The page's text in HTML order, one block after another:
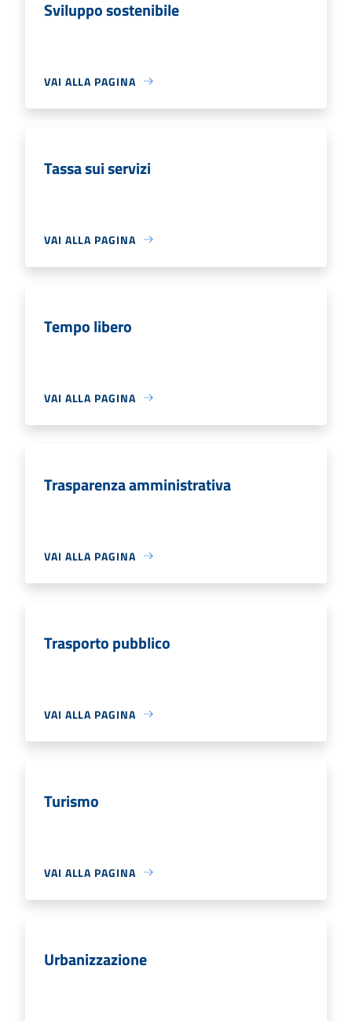
Sviluppo sostenibile
VAI ALLA PAGINA
Tassa sui servizi
VAI ALLA PAGINA
Tempo libero
VAI ALLA PAGINA
Trasparenza amministrativa
VAI ALLA PAGINA
Trasporto pubblico
VAI ALLA PAGINA
Turismo
VAI ALLA PAGINA
Urbanizzazione